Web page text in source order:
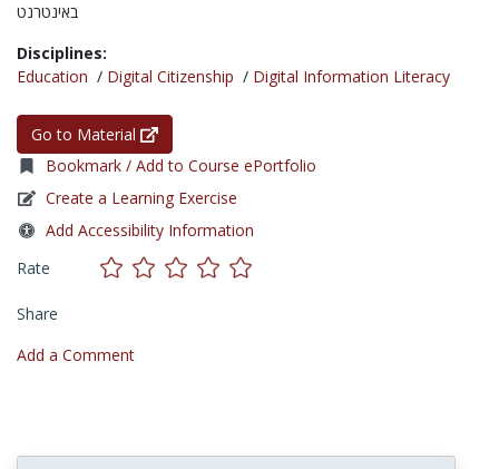
באינטרנט
Disciplines:
Education / Digital Citizenship / Digital Information Literacy
Go to Material
Bookmark / Add to Course ePortfolio
Create a Learning Exercise
Add Accessibility Information
Rate
Share
Add a Comment